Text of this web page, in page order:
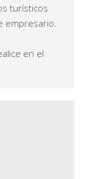
turísticos
empresario.
en el